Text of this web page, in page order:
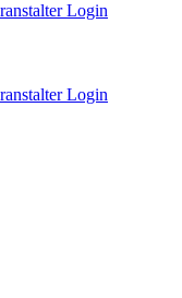
Login
Login